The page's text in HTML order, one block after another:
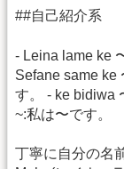
##自己紹介系
- Leina lame ke
Sefane same
す。 - ke bidiwa
~:私は〜です。
丁寧に自分の名